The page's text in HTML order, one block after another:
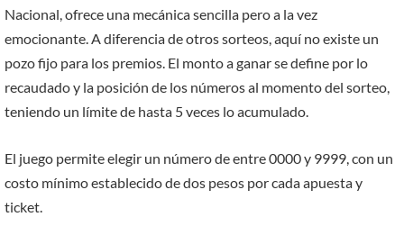
Nacional, ofrece una mecánica sencilla pero a la vez
emocionante. A diferencia de otros sorteos, aquí no existe un
pozo fijo para los premios. El monto a ganar se define por lo
recaudado y la posición de los números al momento del sorteo,
teniendo un límite de hasta 5 veces lo acumulado.
El juego permite elegir un número de entre 0000 y 9999, con un
costo mínimo establecido de dos pesos por cada apuesta y
ticket.